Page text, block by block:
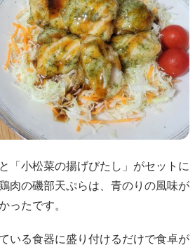
「小松菜の揚げびたし」がセットに
肉の磯部天ぷらは、青のりの風味が
ったです。
いる食器に盛り付けるだけで食卓が